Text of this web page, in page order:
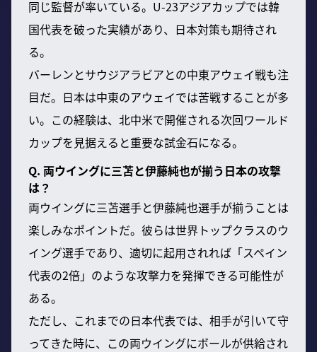
同じ監督が率いている。U-23アジアカップでは韓
国代表を破った実績があり、日本対策も期待され
る。
バーレンとサウジアラビアとの中東アウェイ戦も注
目だ。日本は中東のアウェイでは苦戦することが多
い。この経験は、北中米で開催される次回ワールド
カップを見据えると重要な試金石になる。
Q. 両ウイングに三苫と伊藤純也が揃う日本の攻撃
は？
両ウイングに三苫選手と伊藤純也選手が揃うことは
楽しみなポイントだ。彼らは世界トップクラスのウ
イング選手であり、適切に起用されれば「スペイン
代表の2倍」のような攻撃力を発揮できる可能性が
ある。
ただし、これまでの日本代表では、相手が引いて守
ってきた時に、この両ウイングにボールが供給され